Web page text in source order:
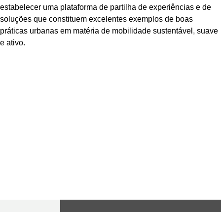
estabelecer uma plataforma de partilha de experiências e de
soluções que constituem excelentes exemplos de boas
práticas urbanas em matéria de mobilidade sustentável, suave
e ativo.